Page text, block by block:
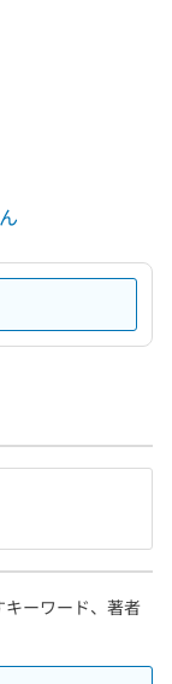
ーワード、著者